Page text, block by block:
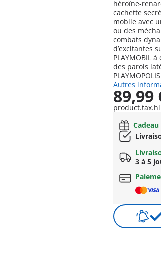
héroïne-
cachette
mobile avec
ou des
combats
d’excitantes
PLAYMOBIL
des parois
Autres
89,99
Cadeau
3 à 5